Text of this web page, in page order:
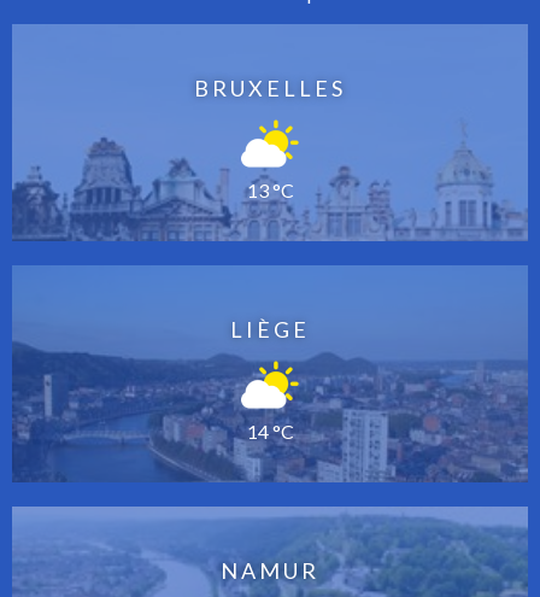
BRUXELLES
13 °C
LIÈGE
14 °C
NAMUR